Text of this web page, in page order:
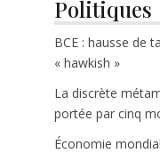
Politiques
BCE : hausse de
« hawkish »
La discrète
portée par cinq
Économie